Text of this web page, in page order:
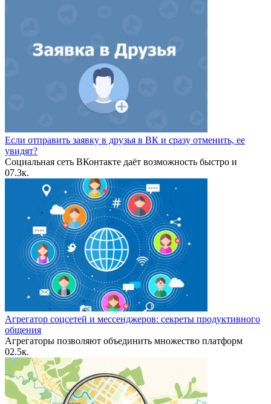
Если отправить заявку в друзья в ВК и сразу отменить, ее
увидят?
Социальная сеть ВКонтакте даёт возможность быстро и
07.3к.
Агрегатор соцсетей и мессенджеров: секреты продуктивного
общения
Агрегаторы позволяют объединить множество платформ
02.5к.